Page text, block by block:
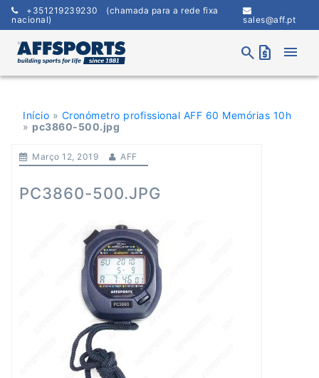
Skip
content
+351219239230 (chamada para a rede fixa
nacional)
sales@aff.pt
search request_quote menu
Início » Cronómetro profissional AFF 60 Memórias 10h
» pc3860-500.jpg
Março 12, 2019 AFF
PC3860-500.JPG